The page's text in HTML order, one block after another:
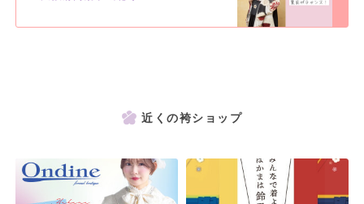
近くの袴ショップ